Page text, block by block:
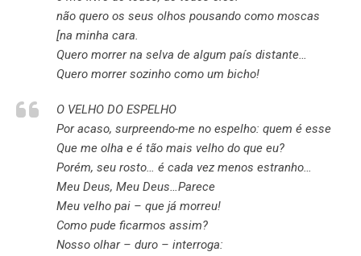
não quero os seus olhos pousando como moscas
[na minha cara.
Quero morrer na selva de algum país distante…
Quero morrer sozinho como um bicho!
O VELHO DO ESPELHO
Por acaso, surpreendo-me no espelho: quem é esse
Que me olha e é tão mais velho do que eu?
Porém, seu rosto… é cada vez menos estranho…
Meu Deus, Meu Deus…Parece
Meu velho pai – que já morreu!
Como pude ficarmos assim?
Nosso olhar – duro – interroga: